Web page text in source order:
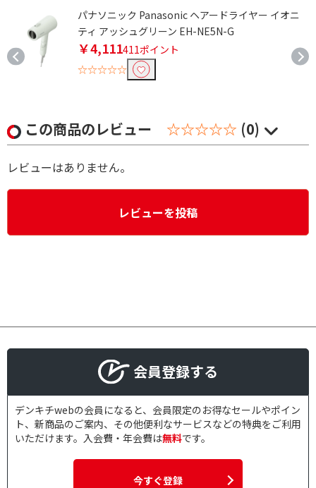
パナソニック Panasonic ヘアードライヤー イオニ
ティ アッシュグリーン EH-NE5N-G
￥4,111411ポイント
☆☆☆☆☆
この商品のレビュー ☆☆☆☆☆ (0)
レビューはありません。
レビューを投稿
会員登録する
デンキチwebの会員になると、会員限定のお得なセールやポイン
ト、新商品のご案内、その他便利なサービスなどの特典をご利用
いただけます。入会費・年会費は無料です。
今すぐ登録